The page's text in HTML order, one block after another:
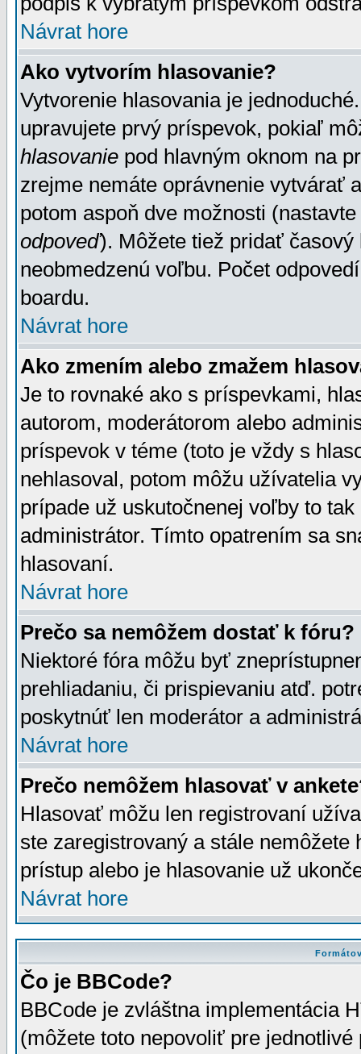
Návrat hore
Ako vytvorím hlasovanie?
Vytvorenie hlasovania je
upravujete prvý príspevok, pokiaľ
hlasovanie pod hlavným oknom na
zrejme nemáte oprávnenie vytvárať
potom aspoň dve možnosti
odpoveď). Môžete tiež pridať
neobmedzenú voľbu. Počet
boardu.
Návrat hore
Ako zmením alebo zmažem
Je to rovnaké ako s príspevkami,
autorom, moderátorom alebo
príspevok v téme (toto je vždy s
nehlasoval, potom môžu užívatelia
prípade už uskutočnenej voľby to
administrátor. Tímto opatrením sa
hlasovaní.
Návrat hore
Prečo sa nemôžem dostať k fóru?
Niektoré fóra môžu byť
prehliadaniu, či prispievaniu atď.
poskytnúť len moderátor a
Návrat hore
Prečo nemôžem hlasovať v
Hlasovať môžu len registrovaní
ste zaregistrovaný a stále
prístup alebo je hlasovanie už
Návrat hore
Čo je BBCode?
BBCode je zvláštna implementácia
(môžete toto nepovoliť pre